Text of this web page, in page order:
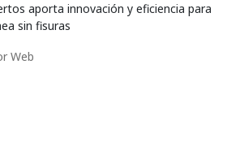
aporta innovación y eficiencia para
sin fisuras
Web